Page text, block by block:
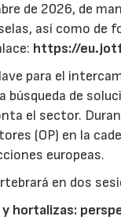
de 2026, de
así como de
https://
para el
búsqueda de
el sector.
(OP) en la
europeas.
en dos
hortalizas: